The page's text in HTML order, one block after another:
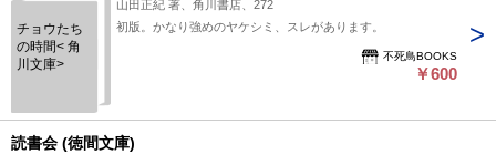
チョウたち
の時間< 角
川文庫>
山田正紀 著、角川書店、272
初版。かなり強めのヤケシミ、スレがあります。
不死鳥BOOKS
￥600
読書会 (徳間文庫)